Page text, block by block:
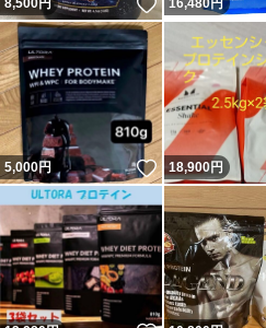
8,500円 いいね！
16,480円
5,000円 いいね！
18,900円